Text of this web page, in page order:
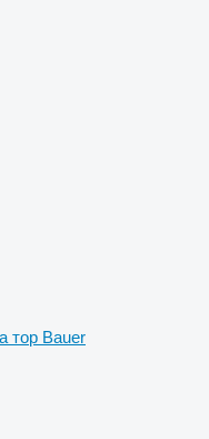
тор Bauer